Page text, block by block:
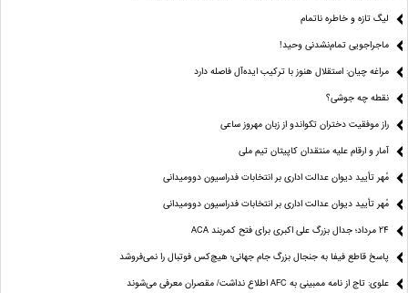
لیگ تازه و خاطره ناتمام
ماجراجویی تمام‌نشدنی وحید!
مراغه چیان: استقلال هنوز با ترکیب ایده‌آل فاصله دارد
نقطه چه جوشی؟
راز موفقیت دختران تکواندو از زبان مهروز ساعی
آمار و ارقام علیه منتقدان کاپیتان تیم ملی
مُهر تأیید دیوان عدالت اداری بر انتخابات فدراسیون دوومیدانی
مُهر تأیید دیوان عدالت اداری بر انتخابات فدراسیون دوومیدانی
24 مرداد؛ جدال بزرگ علی‌ اکبری برای فتح کمربند ACA
پاسخ قاطع فیفا به جنجال بزرگ جام جهانی؛ هیچ‌کس فوتبال را نمی‌فروشد
علوی: تاج از نامه ممبینی به AFC اطلاع نداشت/ مقصران معرفی می‌شوند